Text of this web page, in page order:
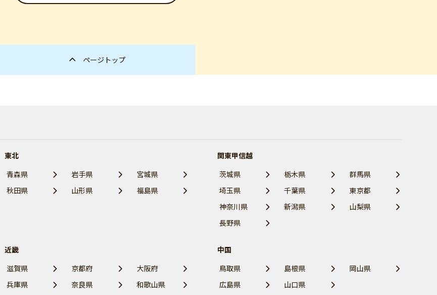
ページトップ
東北
青森県
岩手県
宮城県
秋田県
山形県 福島県
関東甲信越
茨城県
栃木県
群馬県
埼玉県
千葉県
東京都
神奈川県
新潟県
山梨県
長野県
近畿
滋賀県
京都府
大阪府
兵庫県
奈良県 和歌山県
中国
鳥取県
島根県
岡山県
広島県
山口県